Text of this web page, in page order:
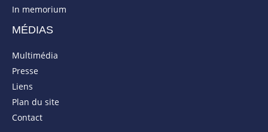
In memorium
MÉDIAS
Multimédia
Presse
Liens
Plan du site
Contact